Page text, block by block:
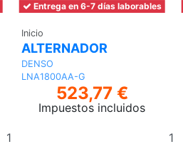
Entrega en 6-7 días laborables
Inicio
ALTERNADOR
DENSO
LNA1800AA-G
523,77 €
Impuestos incluidos